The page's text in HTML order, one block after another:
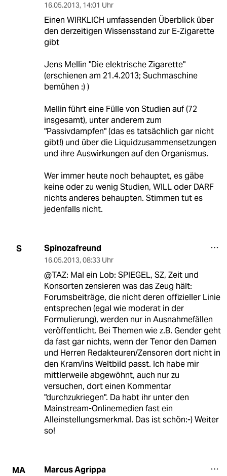
16.05.2013, 14:01 Uhr
Einen WIRKLICH umfassenden Überblick über
den derzeitigen Wissensstand zur E-Zigarette
gibt
Jens Mellin "Die elektrische Zigarette"
(erschienen am 21.4.2013; Suchmaschine
bemühen :) )
Mellin führt eine Fülle von Studien auf (72
insgesamt), unter anderem zum
"Passivdampfen" (das es tatsächlich gar nicht
gibt!) und über die Liquidzusammensetzungen
und ihre Auswirkungen auf den Organismus.
Wer immer heute noch behauptet, es gäbe
keine oder zu wenig Studien, WILL oder DARF
nichts anderes behaupten. Stimmen tut es
jedenfalls nicht.
S Spinozafreund
16.05.2013, 08:33 Uhr
@TAZ: Mal ein Lob: SPIEGEL, SZ, Zeit und
Konsorten zensieren was das Zeug hält:
Forumsbeiträge, die nicht deren offizieller Linie
entsprechen (egal wie moderat in der
Formulierung), werden nur in Ausnahmefällen
veröffentlicht. Bei Themen wie z.B. Gender geht
da fast gar nichts, wenn der Tenor den Damen
und Herren Redakteuren/Zensoren dort nicht in
den Kram/ins Weltbild passt. Ich habe mir
mittlerweile abgewöhnt, auch nur zu
versuchen, dort einen Kommentar
"durchzukriegen". Da habt ihr unter den
Mainstream-Onlinemedien fast ein
Alleinstellungsmerkmal. Das ist schön:-) Weiter
so!
MA Marcus Agrippa